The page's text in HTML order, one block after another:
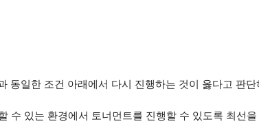
동일한 조건 아래에서 다시 진행하는 것이 옳다고 판단
수 있는 환경에서 토너먼트를 진행할 수 있도록 최선